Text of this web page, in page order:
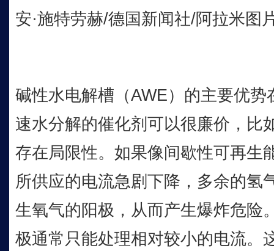
安·施特劳赫/德国新闻社/阿拉米图
碱性水电解槽（AWE）的主要优
速水分解的催化剂可以很廉价，比
存在局限性。如果像间歇性可再生
所供应的电流急剧下降，多余的氢
生氧气的阳极，从而产生爆炸危险
极通常只能处理相对较小的电流。